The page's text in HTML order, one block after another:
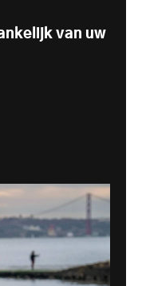
van uw